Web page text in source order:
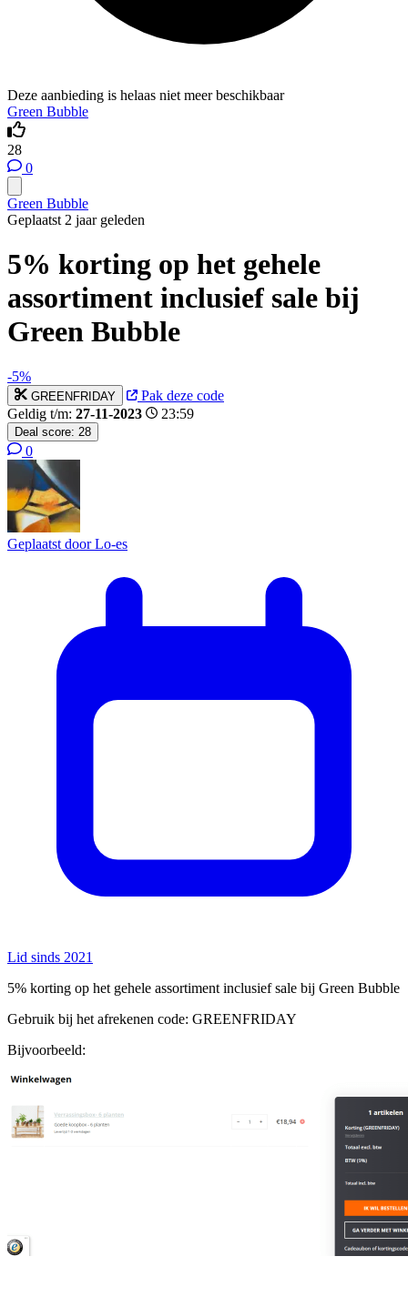
Deze aanbieding is helaas niet meer beschikbaar
Green Bubble
28
0
Green Bubble
Geplaatst 2 jaar geleden
5% korting op het gehele
assortiment inclusief sale bij
Green Bubble
-5%
GREENFRIDAY
Pak deze code
Geldig t/m: 27-11-2023 23:59
Deal score: 28
0
Geplaatst doorLo-es
Lid sinds 2021
5% korting op het gehele assortiment inclusief sale bij Green Bubble
Gebruik bij het afrekenen code: GREENFRIDAY
Bijvoorbeeld: